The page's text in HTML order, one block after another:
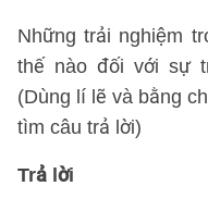
Những trải nghiệm
thế nào đối với sự
(Dùng lí lẽ và bằng
tìm câu trả lời)
Trả lời